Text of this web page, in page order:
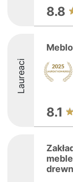
8.8
Laureaci
8.1